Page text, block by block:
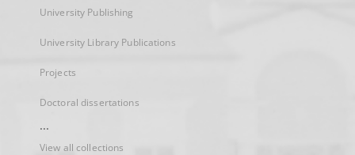
University Publishing
University Library Publications
Projects
Doctoral dissertations
...
View all collections